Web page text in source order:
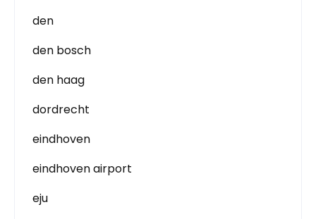
den
den bosch
den haag
dordrecht
eindhoven
eindhoven airport
eju